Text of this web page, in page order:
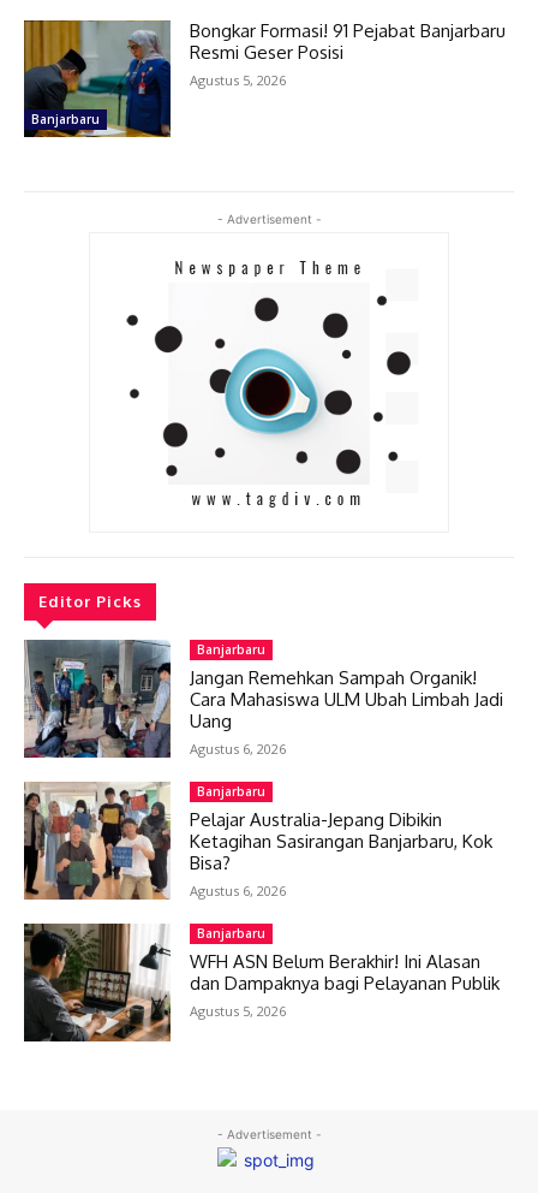
Banjarbaru
Bongkar Formasi! 91 Pejabat Banjarbaru
Resmi Geser Posisi
Agustus 5, 2026
- Advertisement -
Editor Picks
Banjarbaru
Jangan Remehkan Sampah Organik!
Cara Mahasiswa ULM Ubah Limbah Jadi
Uang
Agustus 6, 2026
Banjarbaru
Pelajar Australia-Jepang Dibikin
Ketagihan Sasirangan Banjarbaru, Kok
Bisa?
Agustus 6, 2026
Banjarbaru
WFH ASN Belum Berakhir! Ini Alasan
dan Dampaknya bagi Pelayanan Publik
Agustus 5, 2026
- Advertisement -